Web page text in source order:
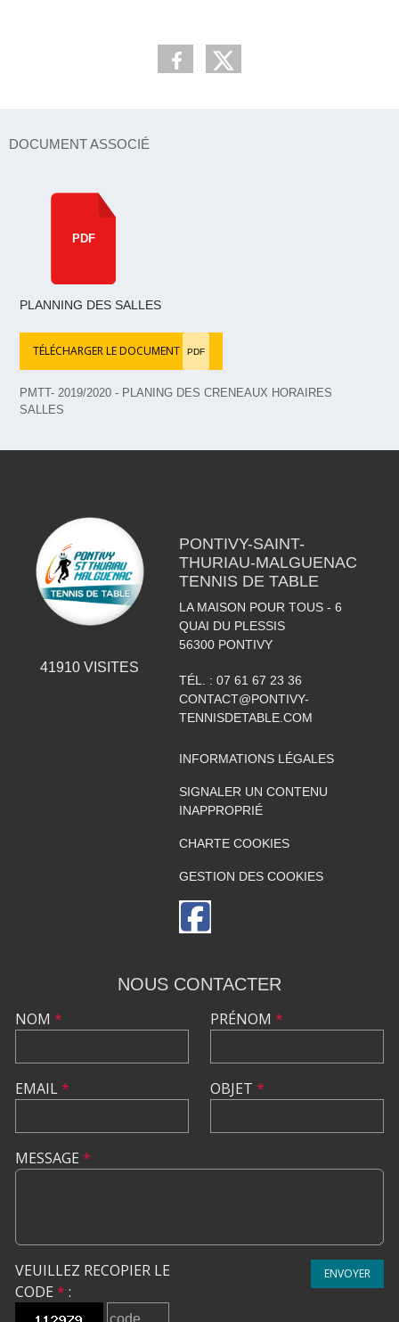
DOCUMENT ASSOCIÉ
PDF
PLANNING DES SALLES
TÉLÉCHARGER LE DOCUMENT PDF
PMTT- 2019/2020 - PLANING DES CRENEAUX HORAIRES
SALLES
41910VISITES
PONTIVY-SAINT-
THURIAU-MALGUENAC
TENNIS DE TABLE
LA MAISON POUR TOUS - 6
QUAI DU PLESSIS
56300 PONTIVY
TÉL. : 07 61 67 23 36
CONTACT@PONTIVY-
TENNISDETABLE.COM
INFORMATIONS LÉGALES
SIGNALER UN CONTENU
INAPPROPRIÉ
CHARTE COOKIES
GESTION DES COOKIES
NOUS CONTACTER
NOM *
EMAIL*
PRÉNOM *
OBJET *
MESSAGE *
VEUILLEZ RECOPIER LE
CODE * :
ENVOYER